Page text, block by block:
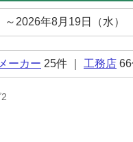
2026年8月19日（水）
ーカー 25件 ｜ 工務店 66